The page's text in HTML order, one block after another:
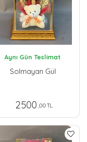
Aynı Gün Teslimat
Solmayan Gül
2500 ,00 TL